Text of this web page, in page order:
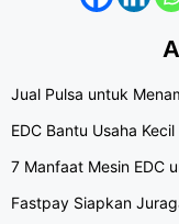
Jual Pulsa untuk
EDC Bantu Usaha
7 Manfaat Mesin EDC
Fastpay Siapkan